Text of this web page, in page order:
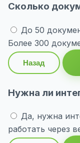
Сколько
До 50
Более 300
Назад
Нужна ли
Да, нужна
работать через